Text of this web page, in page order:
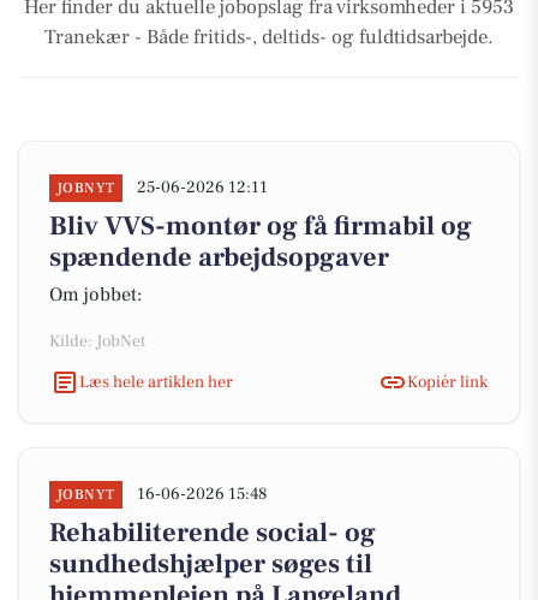
Her finder du aktuelle jobopslag fra virksomheder i 5953
Tranekær - Både fritids-, deltids- og fuldtidsarbejde.
JOBNYT 25-06-2026 12:11
Bliv VVS-montør og få firmabil og
spændende arbejdsopgaver
Om jobbet:
Kilde: JobNet
Læs hele artiklen her
Kopiér link
JOBNYT 16-06-2026 15:48
Rehabiliterende social- og
sundhedshjælper søges til